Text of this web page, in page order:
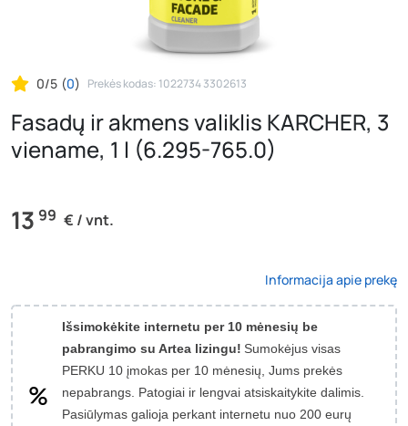
0/5 (0) Prekės kodas: 1022734 3302613
Fasadų ir akmens valiklis KARCHER, 3
viename, 1 l (6.295-765.0)
13 99 € / vnt.
Informacija apie prekę
Išsimokėkite internetu per 10 mėnesių be
pabrangimo su Artea lizingu! Sumokėjus visas
PERKU 10 įmokas per 10 mėnesių, Jums prekės
nepabrangs. Patogiai ir lengvai atsiskaitykite dalimis.
Pasiūlymas galioja perkant internetu nuo 200 eurų